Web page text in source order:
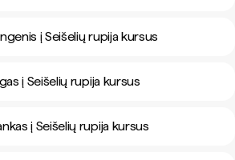
į Seišelių rupija kursus
į Seišelių rupija kursus
į Seišelių rupija kursus